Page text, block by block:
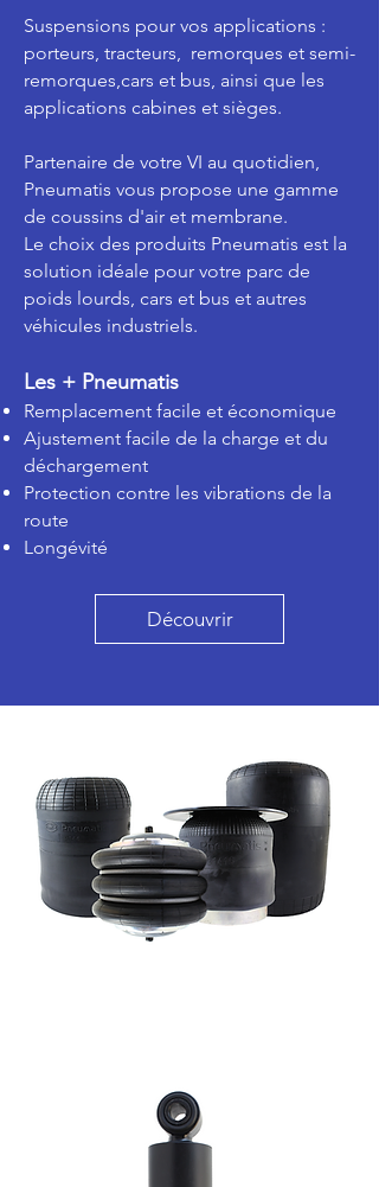
Suspensions pour vos applications :
porteurs, tracteurs, remorques et semi-
remorques,cars et bus, ainsi que les
applications cabines et sièges.
Partenaire de votre VI au quotidien,
Pneumatis vous propose une gamme
de coussins d'air et membrane.
Le choix des produits Pneumatis est la
solution idéale pour votre parc de
poids lourds, cars et bus et autres
véhicules industriels.
Les + Pneumatis
Remplacement facile et économique
Ajustement facile de la charge et du
déchargement
Protection contre les vibrations de la
route
Longévité ​
Découvrir